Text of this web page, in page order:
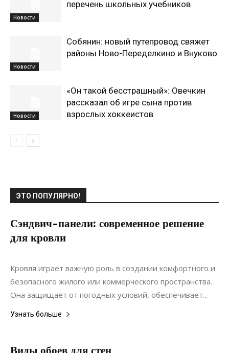
Новости
перечень школьных учебников
Новости
Собянин: новый путепровод свяжет
районы Ново-Переделкино и Внуково
Новости
«Он такой бесстрашный»: Овечкин
рассказал об игре сына против
взрослых хоккеистов
ЭТО ПОПУЛЯРНО!
Сэндвич-панели: современное решение
для кровли
22.11.2021
Кровля играет важную роль в создании комфортного и
безопасного жилого или коммерческого пространства.
Она защищает от погодных условий, обеспечивает...
Узнать больше
Виды обоев для стен